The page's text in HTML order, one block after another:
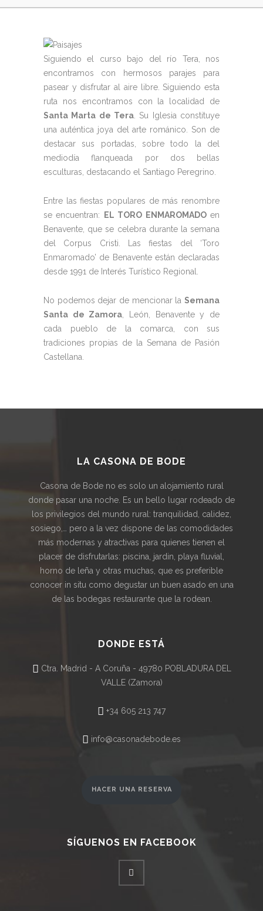
Siguiendo el curso bajo del río Tera, nos
encontramos con hermosos parajes para
pasear y disfrutar al aire libre. Siguiendo esta
ruta nos encontramos con la localidad de
Santa Marta de Tera . Su Iglesia constituye
una auténtica joya del arte románico. Son de
destacar sus portadas, sobre todo la del
mediodía flanqueada por dos bellas
esculturas, destacando el Santiago Peregrino.
Entre las fiestas populares de más renombre
se encuentran:
EL TORO ENMAROMADOen
Benavente, que se celebra durante la semana
del Corpus Cristi. Las fiestas del ‘Toro
Enmaromado’ de Benavente están declaradas
desde 1991 de Interés Turístico Regional.
No podemos dejar de mencionar la Semana
Santa de Zamora , León, Benavente y de
cada pueblo de la comarca, con sus
tradiciones propias de la Semana de Pasión
Castellana.
LA CASONA DE BODE
Casona de Bode no es solo un alojamiento rural
donde pasar una noche. Es un bello lugar rodeado de
los privilegios del mundo rural: tranquilidad, calidez,
sosiego,… pero a la vez dispone de las comodidades
más modernas y atractivas para quienes tienen el
placer de disfrutarlas: piscina, jardin, playa fluvial,
horno de leña y otras muchas, que es preferible
conocer in situ como degustar un buen asado en una
de las bodegas restaurante que la rodean.
DONDE ESTÁ
Ctra. Madrid - A Coruña - 49780 POBLADURA DEL
VALLE (Zamora)
+34 605 213 747
info@casonadebode.es
HACER UNA RESERVA
SÍGUENOS EN FACEBOOK